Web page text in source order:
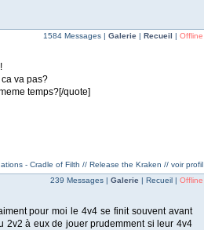
1584 Messages | Galerie | Recueil | Offline
va pas?
temps?[/quote]
- Cradle of Filth // Release the Kraken // voir profil
239 Messages | Galerie | Recueil | Offline
pour moi le 4v4 se finit souvent avant
2v2 à eux de jouer prudemment si leur 4v4